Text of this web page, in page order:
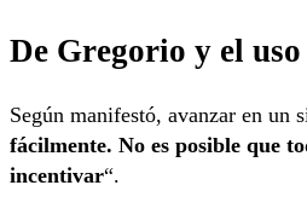
De Gregorio y el
Según manifestó, avanzar en un
fácilmente. No es posible que
incentivar“.